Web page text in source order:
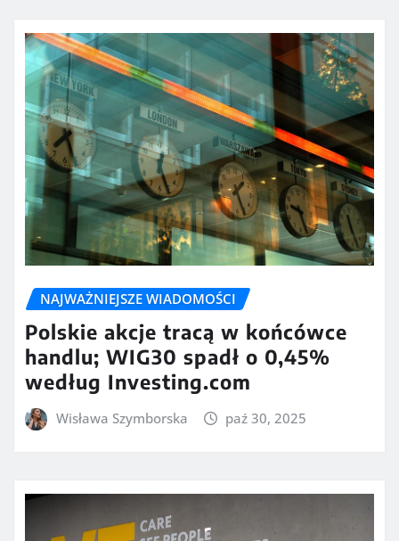
NAJWAŻNIEJSZE WIADOMOŚCI
Polskie akcje tracą w końcówce
handlu; WIG30 spadł o 0,45%
według Investing.com
Wisława Szymborska paź 30, 2025